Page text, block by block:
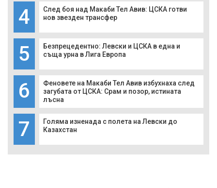
4
След боя над Макаби Тел Авив: ЦСКА готви
нов звезден трансфер
5
Безпрецедентно: Левски и ЦСКА в една и
съща урна в Лига Европа
6
Феновете на Макаби Тел Авив избухнаха след
загубата от ЦСКА: Срам и позор, истината
лъсна
7
Голяма изненада с полета на Левски до
Казахстан